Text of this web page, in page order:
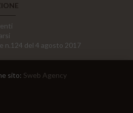
n.124 del 4 agosto 2017
sito: Sweb Agency